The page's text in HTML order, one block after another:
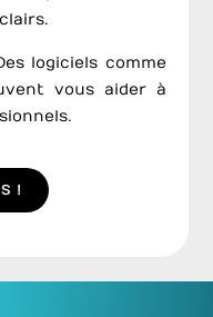
logiciels comme
vous aider à
!